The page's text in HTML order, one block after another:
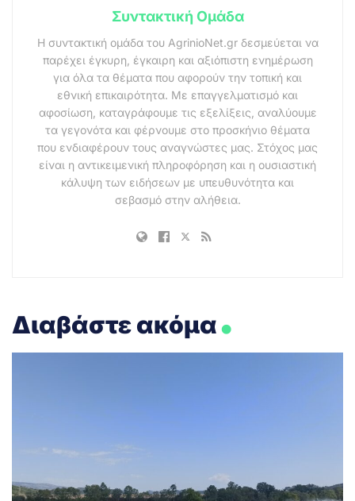
Συντακτική Ομάδα
Η συντακτική ομάδα του AgrinioNet.gr δεσμεύεται να
παρέχει έγκυρη, έγκαιρη και αξιόπιστη ενημέρωση
για όλα τα θέματα που αφορούν την τοπική και
εθνική επικαιρότητα. Με επαγγελματισμό και
αφοσίωση, καταγράφουμε τις εξελίξεις, αναλύουμε
τα γεγονότα και φέρνουμε στο προσκήνιο θέματα
που ενδιαφέρουν τους αναγνώστες μας. Στόχος μας
είναι η αντικειμενική πληροφόρηση και η ουσιαστική
κάλυψη των ειδήσεων με υπευθυνότητα και
σεβασμό στην αλήθεια.
Διαβάστε ακόμα.